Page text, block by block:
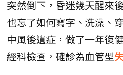
突然倒下，昏迷幾天醒來
也忘了如何寫字、洗澡、
中風後遺症，做了一年復
經科檢查，確診為血管型